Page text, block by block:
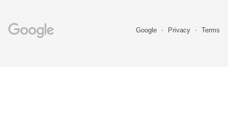
Google Privacy Terms